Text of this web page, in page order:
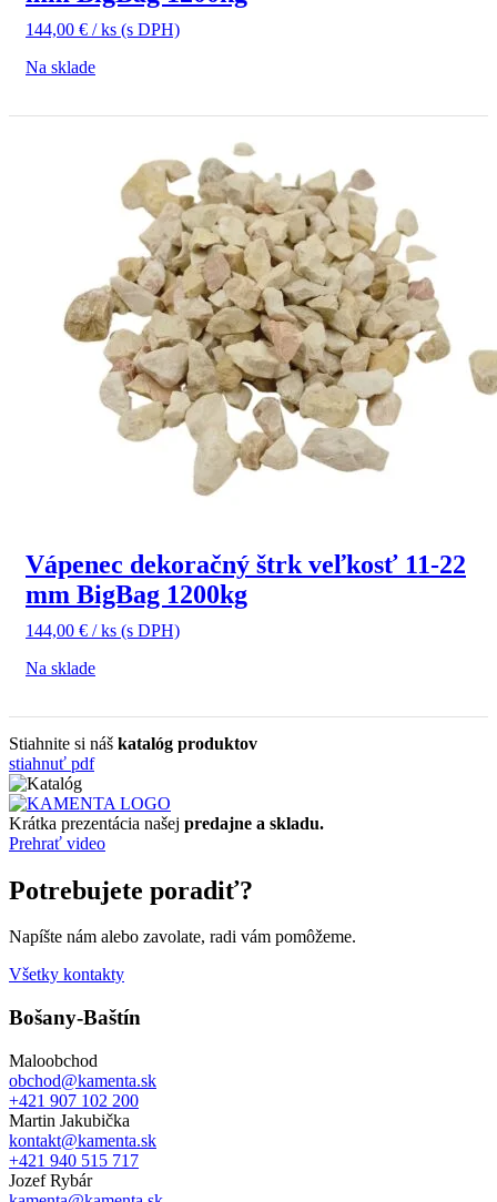
144,00 € / ks (s DPH)
Na sklade
Vápenec dekoračný štrk veľkosť 11-22
mm BigBag 1200kg
144,00 € / ks (s DPH)
Na sklade
Stiahnite si náš katalóg produktov
stiahnuť pdf
Krátka prezentácia našej predajne a skladu.
Prehrať video
Potrebujete poradiť?
Napíšte nám alebo zavolate, radi vám pomôžeme.
Všetky kontakty
Bošany-Baštín
Maloobchod
obchod@kamenta.sk
+421 907 102 200
Martin Jakubička
kontakt@kamenta.sk
+421 940 515 717
Jozef Rybár